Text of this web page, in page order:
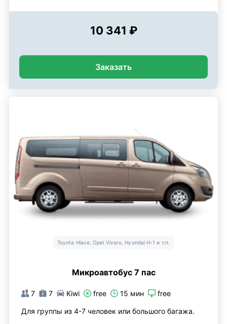
10 341 ₽
Заказать
Toyota Hiace, Opel Vivaro, Hyundai H-1 и т.п.
Микроавтобус 7 пас
7 7 Kiwi free 15 мин free
Для группы из 4-7 человек или большого багажа.